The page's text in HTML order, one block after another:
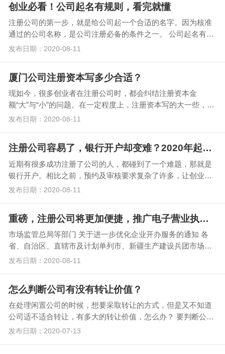
创业必看！公司起名有规则，看完就懂
注册公司的第一步，就是给公司起一个合适的名字。因为核准
通过的公司名称，是公司注册必备的条件之一。 公司起名有规
则，在取名之前，了解这些规…
发布日期：2020-08-11
厦门公司注册资本写多少合适？
现如今，很多创业者在注册公司时，都会纠结注册资本金
额“大”与“小”的问题。在一定程度上，注册资本写的大一些，
显…
发布日期：2020-08-11
注册公司容易了，银行开户却变难？2020年起，这些行为将被重点监控！
近期有很多成功注册了公司的人，都碰到了一个难题，那就是
银行开户。相比之前，预约及审核要求复杂了许多，让创业者
们苦不堪言。 企业办理银行开户手续变…
发布日期：2020-08-11
重磅，注册公司将更加便捷，推广电子营业执照应用！
市场监管总局等部门 关于进一步优化企业开办服务的通知 各
省、自治区、直辖市及计划单列市、新疆生产建设兵团市场监
管局（厅、委）、发展改革委、…
发布日期：2020-08-11
怎么判断公司有没有转让价值？
在处理闲置公司的时候，想要采取转让的方式，但是又不知道
公司适不适合转让，有多大的转让价值，怎么办？ 要判断公司
发布日期：2020-07-13